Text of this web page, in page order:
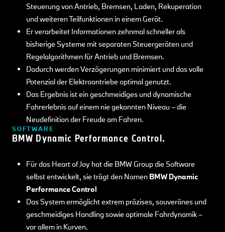
Steuerung von Antrieb, Bremsen, Laden, Rekuperation
und weiteren Teilfunktionen in einem Gerät.
Er verarbeitet Informationen zehnmal schneller als
bisherige Systeme mit separaten Steuergeräten und
Regelalgorithmen für Antrieb und Bremsen.
Dadurch werden Verzögerungen minimiert und das volle
Potenzial der Elektroantriebe optimal genutzt.
Das Ergebnis ist ein geschmeidiges und dynamische
Fahrerlebnis auf einem nie gekannten Niveau – die
Neudefinition der Freude am Fahren.
SOFTWARE
BMW Dynamic Performance Control.
Für das Heart of Joy hat die BMW Group die Software
selbst entwickelt, sie trägt den Namen BMW Dynamic
Performance Control
Das System ermöglicht extrem präzises, souveränes und
geschmeidiges Handling sowie optimale Fahrdynamik –
vor allem in Kurven.